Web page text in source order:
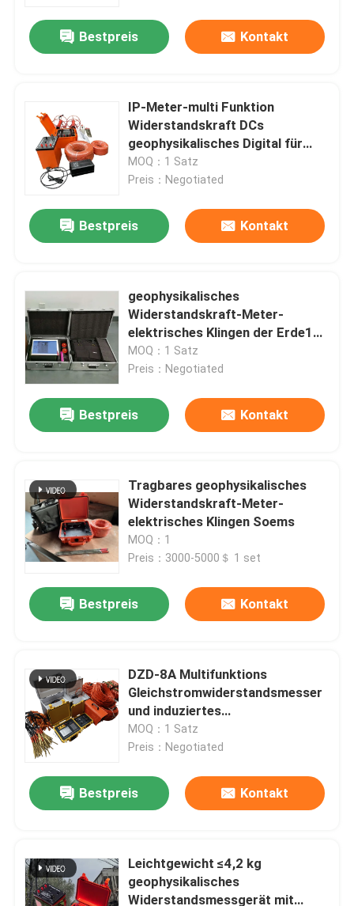
Startseite
Über uns
Bestpreis Kontakt
IP-Meter-multi Funktion
Widerstandskraft DCs
geophysikalisches Digital für
Studien
MOQ：1 Satz
Preis：Negotiated
Bestpreis Kontakt
geophysikalisches
Widerstandskraft-Meter-
elektrisches Klingen der Erde1d
2D profilierend
MOQ：1 Satz
Preis：Negotiated
Bestpreis Kontakt
Tragbares geophysikalisches
Widerstandskraft-Meter-
elektrisches Klingen Soems
MOQ：1
Preis：3000-5000＄ 1 set
Bestpreis Kontakt
DZD-8A Multifunktions
Gleichstromwiderstandsmesser
und induziertes
Polarisierungssystem für
Grundwasserforschung und
MOQ：1 Satz
Preis：Negotiated
Bestpreis Kontakt
Leichtgewicht ≤4,2 kg
geophysikalisches
Widerstandsmessgerät mit